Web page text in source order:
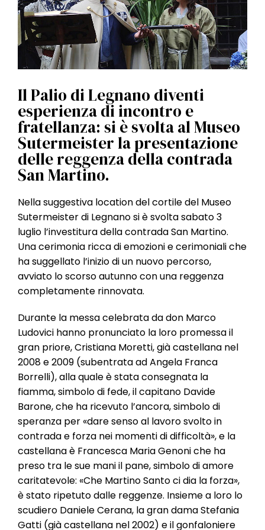
Il Palio di Legnano diventi
esperienza di incontro e
fratellanza: si è svolta al Museo
Sutermeister la presentazione
delle reggenza della contrada
San Martino.
Nella suggestiva location del cortile del Museo
Sutermeister di Legnano si è svolta sabato 3
luglio l’investitura della contrada San Martino.
Una cerimonia ricca di emozioni e cerimoniali che
ha suggellato l’inizio di un nuovo percorso,
avviato lo scorso autunno con una reggenza
completamente rinnovata.
Durante la messa celebrata da don Marco
Ludovici hanno pronunciato la loro promessa il
gran priore, Cristiana Moretti, già castellana nel
2008 e 2009 (subentrata ad Angela Franca
Borrelli), alla quale è stata consegnata la
fiamma, simbolo di fede, il capitano Davide
Barone, che ha ricevuto l’ancora, simbolo di
speranza per «dare senso al lavoro svolto in
contrada e forza nei momenti di difficoltà», e la
castellana è Francesca Maria Genoni che ha
preso tra le sue mani il pane, simbolo di amore
caritatevole: «Che Martino Santo ci dia la forza»,
è stato ripetuto dalle reggenze. Insieme a loro lo
scudiero Daniele Cerana, la gran dama Stefania
Gatti (già castellana nel 2002) e il gonfaloniere